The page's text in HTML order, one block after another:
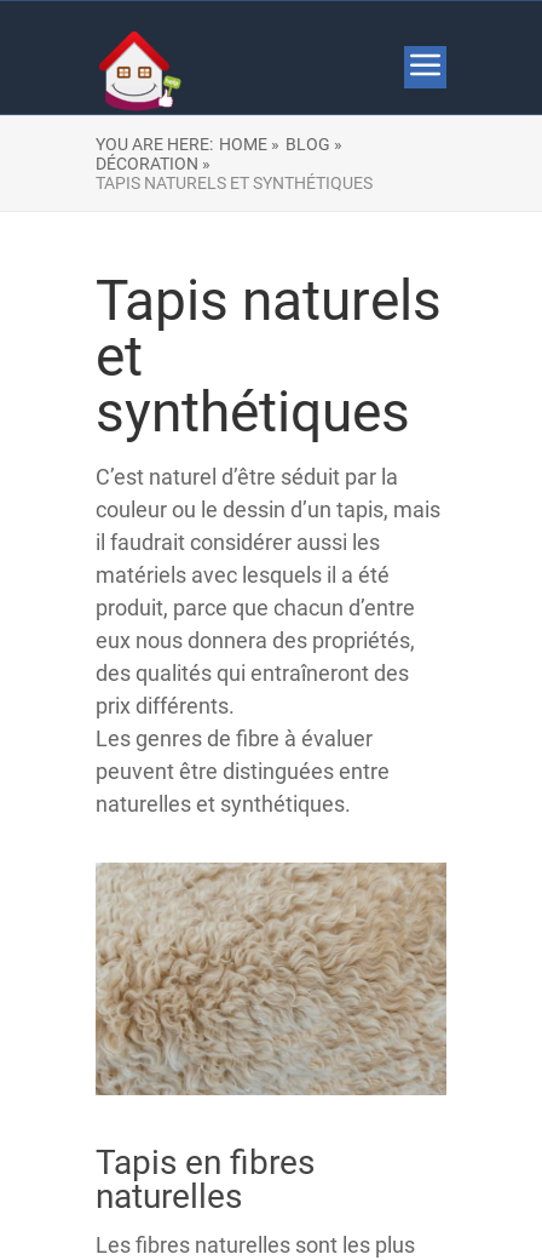
YOU ARE HERE: HOME » BLOG »
DÉCORATION »
TAPIS NATURELS ET SYNTHÉTIQUES
Tapis naturels
et
synthétiques
C’est naturel d’être séduit par la
couleur ou le dessin d’un tapis, mais
il faudrait considérer aussi les
matériels avec lesquels il a été
produit, parce que chacun d’entre
eux nous donnera des propriétés,
des qualités qui entraîneront des
prix différents.
Les genres de fibre à évaluer
peuvent être distinguées entre
naturelles et synthétiques.
Tapis en fibres
naturelles
Les fibres naturelles sont les plus